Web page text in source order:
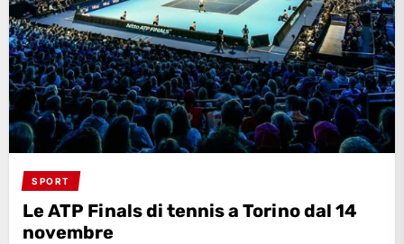
SPORT
Le ATP Finals di tennis a Torino dal 14
novembre